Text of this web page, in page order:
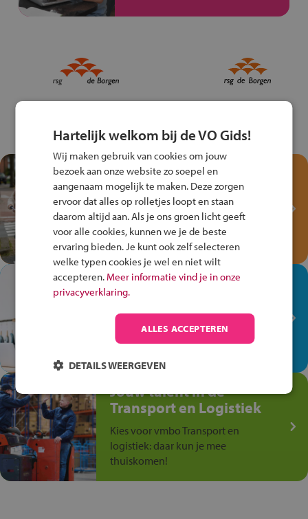
Test je kennis met het
Fiets Veilig
Verkeersspel!
Speel het Fiets Veilig Verkeersspel
en win een Cortina-fiets!
In de winkel ben je op je
plek!
Ontdek via het vmbo jouw talent
op de winkelvloer, waar elke dag
Jouw talent in de
Transport en Logistiek
Kies voor vmbo Transport en
logistiek: daar kun je mee
thuiskomen!
Hartelijk welkom bij de VO Gids!
Wij maken gebruik van cookies om jouw
bezoek aan onze website zo soepel en
aangenaam mogelijk te maken. Deze zorgen
ervoor dat alles op rolletjes loopt en staan
daarom altijd aan. Als je ons groen licht geeft
voor alle cookies, kunnen we je de beste
ervaring bieden. Je kunt ook zelf selecteren
welke typen cookies je wel en niet wilt
accepteren. Meer informatie vind je in onze
privacyverklaring.
ALLES ACCEPTEREN
DETAILS WEERGEVEN